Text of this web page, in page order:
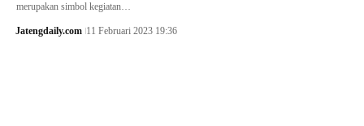
merupakan simbol kegiatan…
Jatengdaily.com 11 Februari 2023 19:36